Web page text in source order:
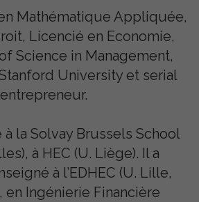
Mathématique Appliquée,
Licencié en Economie,
Science in Management,
University et serial
entrepreneur.
à la Solvay Brussels School
à HEC (U. Liège). Il a
à l’EDHEC (U. Lille,
en Ingénierie Financière